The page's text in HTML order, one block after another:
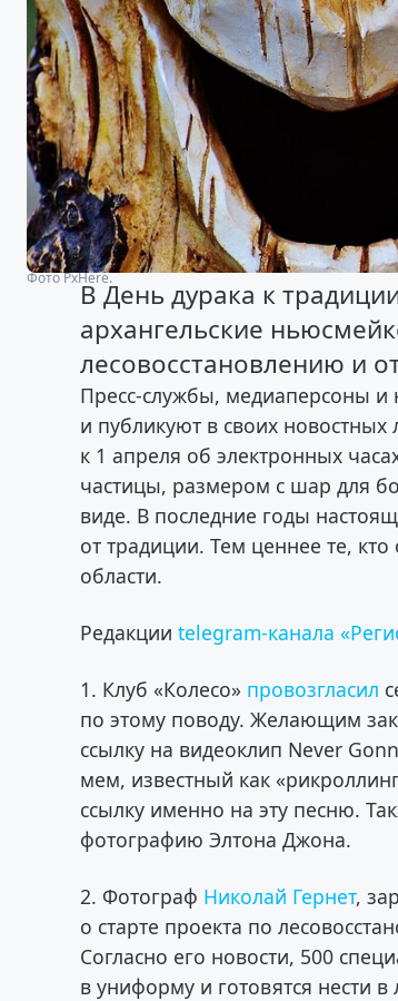
Фото PxHere.В День дурака к
архангельские
лесовосстановлению и
Пресс-службы, медиаперсоны и
и публикуют в своих
к 1 апреля об электронных
частицы, размером с шар для
виде. В последние годы
от традиции. Тем ценнее те,
области.
Редакцииtelegram-канала
1. Клуб «Колесо» провозгласил
по этому поводу. Желающим
ссылку на видеоклип Never
мем, известный как
ссылку именно на эту песню.
фотографию Элтона Джона.
2. Фотограф Николай Гернет,
о старте проекта по
Согласно его новости, 500
в униформу и готовятся нести